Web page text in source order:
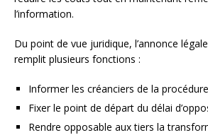
l’information.
Du point de vue juridique, l’annonce
remplit plusieurs fonctions :
Informer les créanciers de la
Fixer le point de départ du délai
Rendre opposable aux tiers la